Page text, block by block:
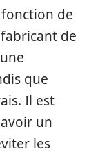
fonction de
de
que
Il est
un
les